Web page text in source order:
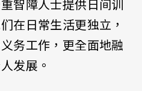
智障人士提供日间训
在日常生活更独立，
务工作，更全面地融
发展。